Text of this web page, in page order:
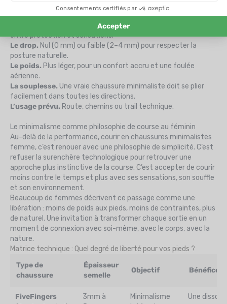
différents. Pour trouver la paire idéale, voici quelques critères
essentiels :
Entre 5 et 10 mm pour un équilibre
entre protection et sensations.
Le drop. Nul (0 mm) ou faible (2–4 mm) pour respecter la
posture naturelle.
Le poids. Plus léger, pour un confort accru et une foulée
aérienne.
La souplesse. Une vraie chaussure minimaliste doit se plier
facilement dans toutes les directions.
L’usage prévu. Route, chemins ou trail technique.
Le minimalisme comme philosophie de course au féminin
Au-delà de la performance, courir en chaussures minimalistes
femme, c’est renouer avec une philosophie de simplicité. C’est
refuser la surenchère technologique pour retrouver une
approche plus instinctive de la course. C’est accepter de courir
moins contre le temps et plus avec ses sensations, son souffle
et son environnement.
Beaucoup de femmes décrivent ce passage comme une
libération : moins de poids aux pieds, moins de contraintes, plus
de naturel. Une invitation à transformer chaque sortie en un
moment de connexion avec soi-même, avec le corps, avec la
nature.
Matrice technique : Quel degré de liberté pour vos pieds ?
Type de
chaussure
Épaisseur
semelle
Objectif Bénéfice
FiveFingers
3mm à
Minimalisme
Une